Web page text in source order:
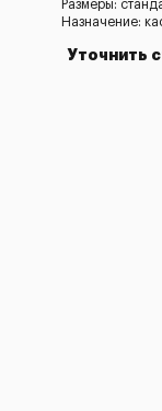
Размеры:
Назначение:
Уточнить